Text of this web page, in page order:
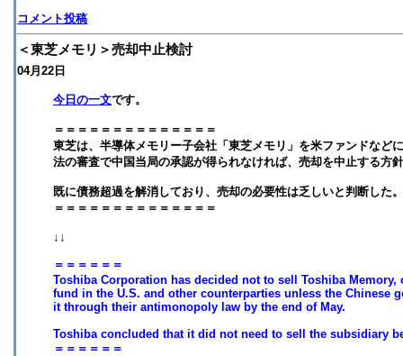
コメント投稿
＜東芝メモリ＞売却中止検討
04月22日
今日の一文です。
＝＝＝＝＝＝＝＝＝＝＝＝＝＝
東芝は、半導体メモリー子会社「東芝メモリ」を米ファンドなど
法の審査で中国当局の承認が得られなければ、売却を中止する方
既に債務超過を解消しており、売却の必要性は乏しいと判断した。
＝＝＝＝＝＝＝＝＝＝＝＝＝＝
↓↓
＝＝＝＝＝＝
Toshiba Corporation has decided not to sell Toshiba
fund in the U.S. and other counterparties unless the Chinese
it through their antimonopoly law by the end of May.
Toshiba concluded that it did not need to sell the subsidiary
＝＝＝＝＝＝